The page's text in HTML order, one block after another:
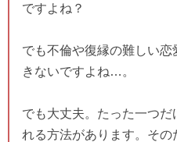
ですよね？
でも不倫や復縁の難しい
きないですよね…。
でも大丈夫。たった一つ
れる方法があります。そ